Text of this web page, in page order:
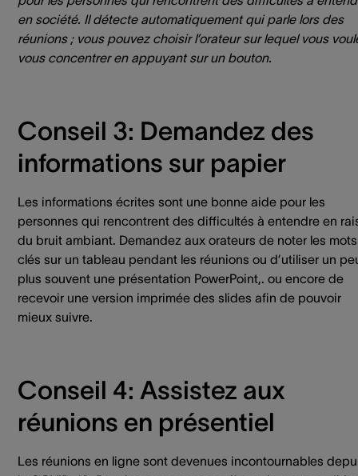
en société. Il détecte automatiquement qui parle lors des
réunions ; vous pouvez choisir l’orateur sur lequel vous
vous concentrer en appuyant sur un bouton.
Conseil 3: Demandez des
informations sur papier
Les informations écrites sont une bonne aide pour les
personnes qui rencontrent des difficultés à entendre en
du bruit ambiant. Demandez aux orateurs de noter les mots
clés sur un tableau pendant les réunions ou d’utiliser un
plus souvent une présentation PowerPoint,. ou encore de
recevoir une version imprimée des slides afin de pouvoir
mieux suivre.
Conseil 4: Assistez aux
réunions en présentiel
Les réunions en ligne sont devenues incontournables